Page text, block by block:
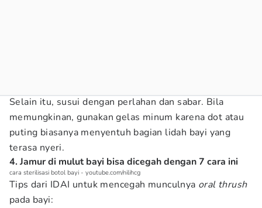
Selain itu, susui dengan perlahan dan sabar. Bila
memungkinan, gunakan gelas minum karena dot atau
puting biasanya menyentuh bagian lidah bayi yang
terasa nyeri.
4. Jamur di mulut bayi bisa dicegah dengan 7 cara ini
cara sterilisasi botol bayi - youtube.com/nilihcg
Tips dari IDAI untuk mencegah munculnya oral thrush
pada bayi: